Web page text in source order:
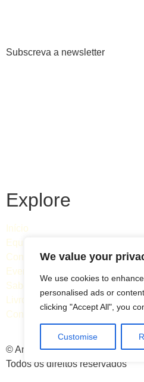
We value your
We use cookies to
personalised ads or
clicking "Accept All", you
Customise
Subscreva a newsletter
Explore
Início
Equipa
Consultas
Eventos
Saber mais
Livro
Contactos
© Ana Caeiro Psicologia | 2026 |
Todos os direitos reservados